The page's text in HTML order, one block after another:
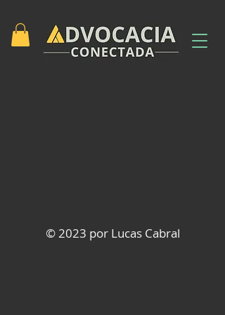
© 2023 por Lucas Cabral